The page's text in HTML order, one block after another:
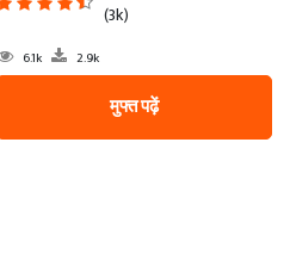
(3k)
6.1k 2.9k
मुफ्त पढ़ें